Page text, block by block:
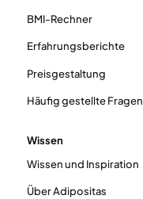
BMI-Rechner
Erfahrungsberichte
Preisgestaltung
Häufig gestellte Fragen
Wissen
Wissen und Inspiration
Über Adipositas